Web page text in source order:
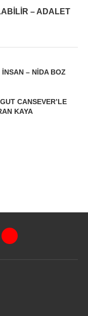
– ADALET
– NIDA BOZ
CANSEVER’LE
KAYA